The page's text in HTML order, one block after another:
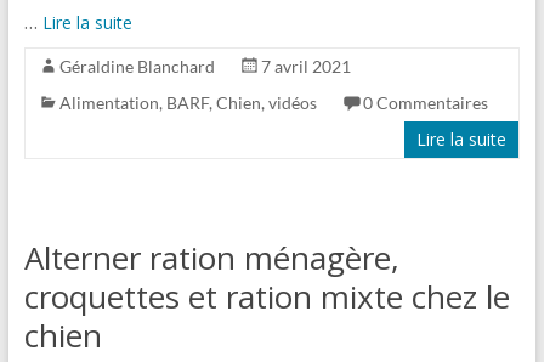
… Lire la suite
Géraldine Blanchard
7 avril 2021
Alimentation, BARF, Chien, vidéos 0 Commentaires
Lire la suite
Alterner ration ménagère,
croquettes et ration mixte chez le
chien